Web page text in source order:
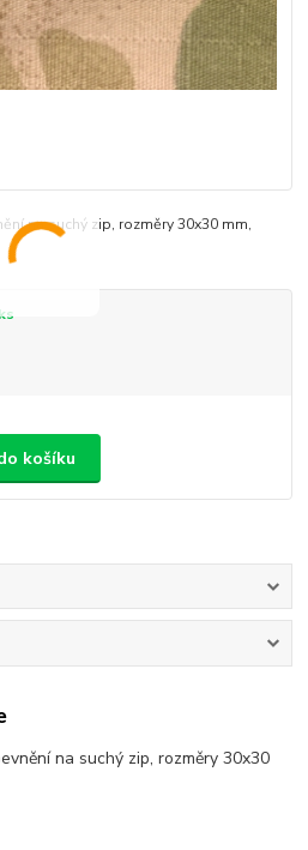
na suchý zip, rozměry 30x30 mm,
košíku
na suchý zip, rozměry 30x30